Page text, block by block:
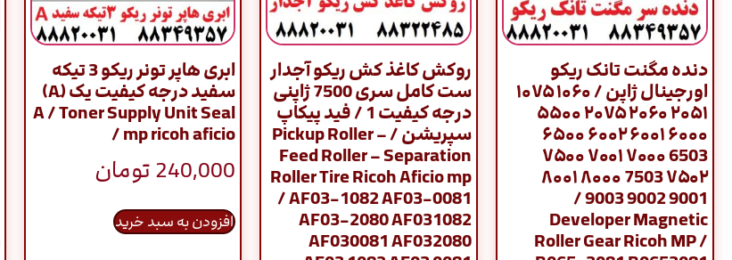
دنده مگنت تانک ریکو
اورجینال ژاپن / ۱۰۶۰ ۱۰۷۵
۲۰۵۱ ۲۰۶۰ ۲۰۷۵ ۵۵۰۰
۶۰۰۰ ۶۰۰۱ ۶۰۰۲ ۶۵۰۰
6503 ۷۰۰۰ ۷۰۰۱ ۷۵۰۰
۷۵۰۲ 7503 ۸۰۰۰ ۸۰۰۱
9001 9002 9003 /
Developer Magnetic
Roller Gear Ricoh MP /
روکش کاغذ کش ریکو آجدار
ست کامل سری 7500 ژاپنی
درجه کیفیت 1 / فید پیکاپ
سپریشن / Pickup Roller –
Feed Roller – Separation
Roller Tire Ricoh Aficio mp
/ AF03-1082 AF03-0081
AF03-2080 AF031082
AF030081 AF032080
ابری هاپر تونر ریکو 3 تیکه
سفید درجه کیفیت یک (َA)
A / Toner Supply Unit Seal
/ mp ricoh aficio
240,000تومان
افزودن به سبد خرید